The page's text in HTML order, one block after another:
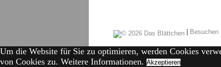
|
Um die Website für Sie zu optimieren, werden Cookies
von Cookies zu. Weitere Informationen. Akzeptieren